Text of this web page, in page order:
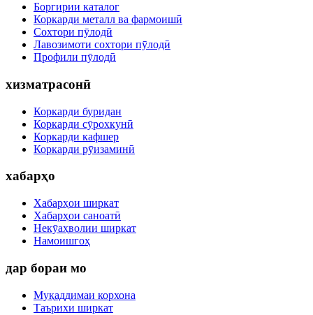
Боргирии каталог
Коркарди металл ва фармоишӣ
Сохтори пӯлодӣ
Лавозимоти сохтори пӯлодӣ
Профили пӯлодӣ
хизматрасонӣ
Коркарди буридан
Коркарди сӯрохкунӣ
Коркарди кафшер
Коркарди рӯизаминӣ
хабарҳо
Хабарҳои ширкат
Хабарҳои саноатӣ
Некӯаҳволии ширкат
Намоишгоҳ
дар бораи мо
Муқаддимаи корхона
Таърихи ширкат